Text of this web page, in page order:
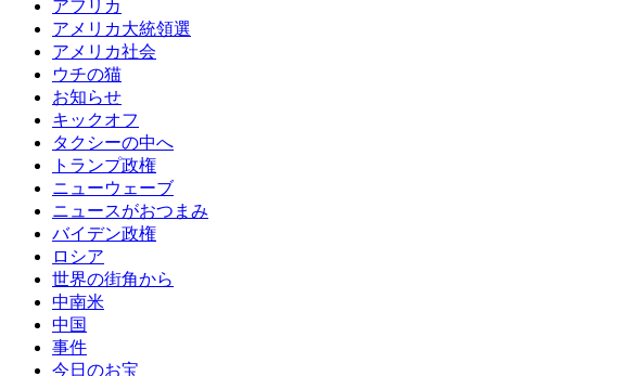
アフリカ
アメリカ大統領選
アメリカ社会
ウチの猫
お知らせ
キックオフ
タクシーの中へ
トランプ政権
ニューウェーブ
ニュースがおつまみ
バイデン政権
ロシア
世界の街角から
中南米
中国
事件
今日のお宝